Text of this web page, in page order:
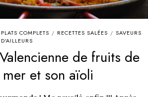
PLATS COMPLETS / RECETTES SALÉES / SAVEURS
D'AILLEURS
de fruits de
mer et son aïoli